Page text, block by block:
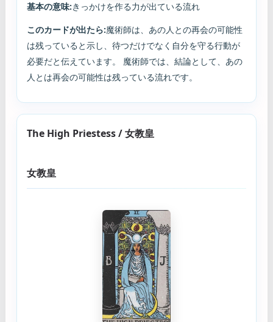
基本の意味:きっかけを作る力が出ている流れ
このカードが出たら:魔術師は、あの人との再会の可能性
は残っていると示し、待つだけでなく自分を守る行動が
必要だと伝えています。 魔術師では、結論として、あの
人とは再会の可能性は残っている流れです。
The High Priestess / 女教皇
女教皇